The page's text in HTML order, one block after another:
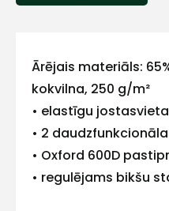
Ārējais materiāls:
kokvilna, 250 g/m²
• elastīgu jostasvieta
• 2
• Oxford 600D
• regulējams bikšu